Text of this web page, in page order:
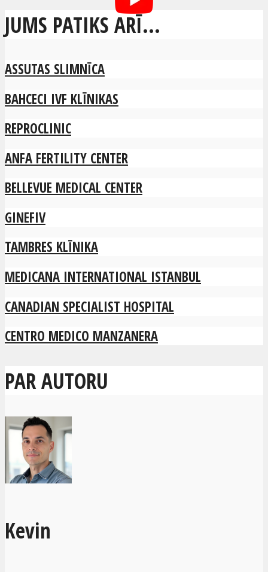
JUMS PATIKS ARĪ...
ASSUTAS SLIMNĪCA
BAHCECI IVF KLĪNIKAS
REPROCLINIC
ANFA FERTILITY CENTER
BELLEVUE MEDICAL CENTER
GINEFIV
TAMBRES KLĪNIKA
MEDICANA INTERNATIONAL ISTANBUL
CANADIAN SPECIALIST HOSPITAL
CENTRO MEDICO MANZANERA
PAR AUTORU
Kevin